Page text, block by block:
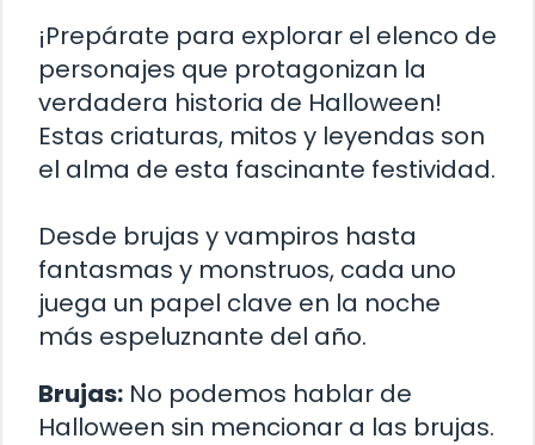
¡Prepárate para explorar el elenco de
personajes que protagonizan la
verdadera historia de Halloween!
Estas criaturas, mitos y leyendas son
el alma de esta fascinante festividad.
Desde brujas y vampiros hasta
fantasmas y monstruos, cada uno
juega un papel clave en la noche
más espeluznante del año.
Brujas: No podemos hablar de
Halloween sin mencionar a las brujas.